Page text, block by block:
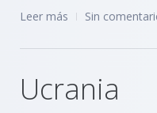
Leer más Sin
Ucrania